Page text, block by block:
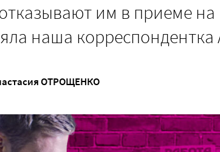
им в приеме
наша корреспондентка
ОТРОЩЕНКО